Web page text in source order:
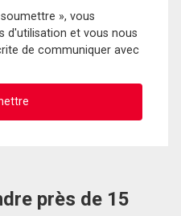
», vous
d'utilisation et vous nous
de communiquer avec
près de 15